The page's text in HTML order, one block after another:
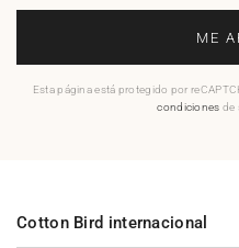
ME
Esta página está protegido por
condiciones de
Cotton Bird internacional